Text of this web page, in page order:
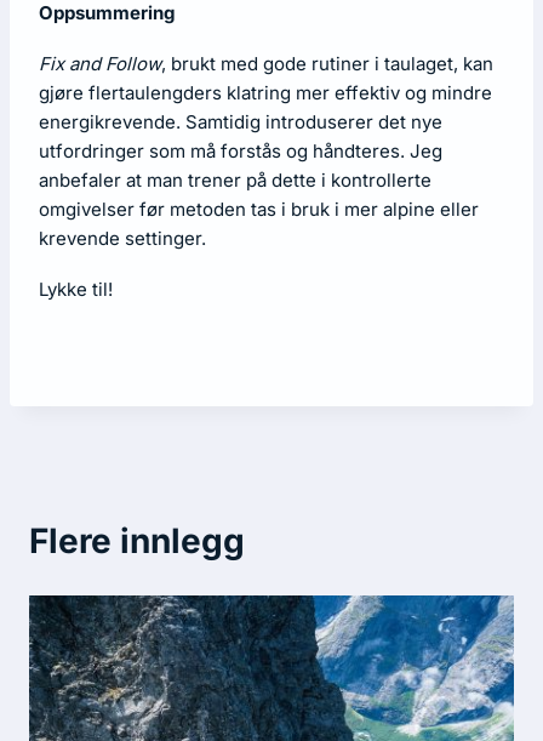
Oppsummering
Fix and Follow, brukt med gode rutiner i taulaget, kan
gjøre flertaulengders klatring mer effektiv og mindre
energikrevende. Samtidig introduserer det nye
utfordringer som må forstås og håndteres. Jeg
anbefaler at man trener på dette i kontrollerte
omgivelser før metoden tas i bruk i mer alpine eller
krevende settinger.
Lykke til!
Flere innlegg